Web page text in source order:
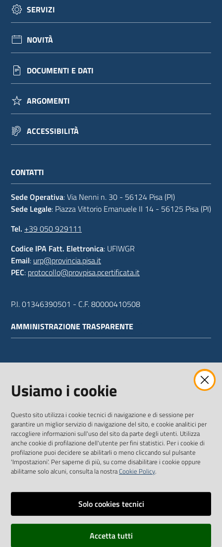
SERVIZI
NOVITÀ
DOCUMENTI E DATI
ARGOMENTI
ACCESSIBILITÀ
CONTATTI
Sede Operativa: Via Nenni n. 30 - 56124 Pisa (PI)
Sede Legale: Piazza Vittorio Emanuele II 14 - 56125 Pisa (PI)
Tel. +39 050 929111
Codice IPA Fatt. Elettronica: UFIWGR
Email: urp@provincia.pisa.it
PEC: protocollo@provpisa.pcertificata.it
P.I. 01346390501 - C.F. 80000410508
AMMINISTRAZIONE TRASPARENTE
SEGUICI SU
TwitterFacebookYoutube
Vai alla pagina
Dichiarazione di accessibilità
Usiamo i cookie
Questo sito utilizza i cookie tecnici di navigazione e di sessione per
garantire un miglior servizio di navigazione del sito, e cookie analitici per
raccogliere informazioni sull'uso del sito da parte degli utenti. Utilizza
anche cookie di profilazione dell'utente per fini statistici. Per i cookie di
profilazione puoi decidere se abilitarli o meno cliccando sul pulsante
'Impostazioni'. Per saperne di più, su come disabilitare i cookie oppure
abilitarne solo alcuni, consulta la nostraCookie Policy.
Solo cookies tecnici
Accetta tutti